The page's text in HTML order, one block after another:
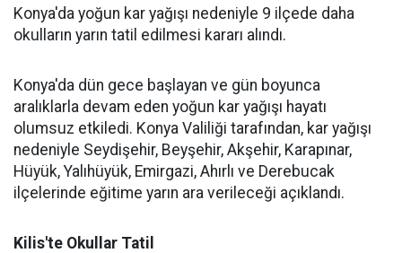
Konya'da yoğun kar yağışı nedeniyle 9 ilçede daha
okulların yarın tatil edilmesi kararı alındı.
Konya'da dün gece başlayan ve gün boyunca
aralıklarla devam eden yoğun kar yağışı hayatı
olumsuz etkiledi. Konya Valiliği tarafından, kar yağışı
nedeniyle Seydişehir, Beyşehir, Akşehir, Karapınar,
Hüyük, Yalıhüyük, Emirgazi, Ahırlı ve Derebucak
ilçelerinde eğitime yarın ara verileceği açıklandı.
Kilis'te Okullar Tatil